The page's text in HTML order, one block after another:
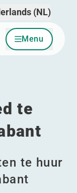
Menu
(NL)
te
te huur